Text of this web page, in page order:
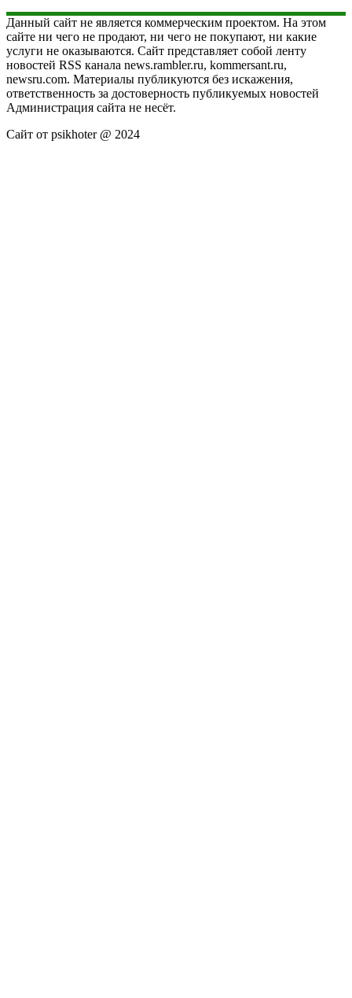
Данный сайт не является коммерческим проектом. На этом
сайте ни чего не продают, ни чего не покупают, ни какие
услуги не оказываются. Сайт представляет собой ленту
новостей RSS канала news.rambler.ru, kommersant.ru,
newsru.com. Материалы публикуются без искажения,
ответственность за достоверность публикуемых новостей
Администрация сайта не несёт.
Сайт от psikhoter @ 2024